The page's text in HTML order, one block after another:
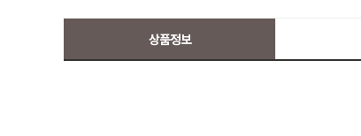
상품정보